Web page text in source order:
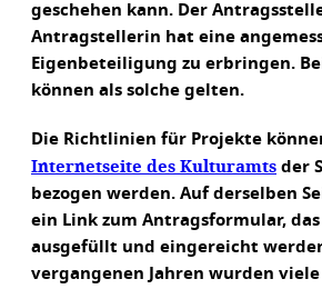
geschehen kann. Der
Antragstellerin hat eine
Eigenbeteiligung zu erbringen.
können als solche gelten.
Die Richtlinien für Projekte
Internetseite des Kulturamts der
bezogen werden. Auf derselben
ein Link zum Antragsformular,
ausgefüllt und eingereicht
vergangenen Jahren wurden